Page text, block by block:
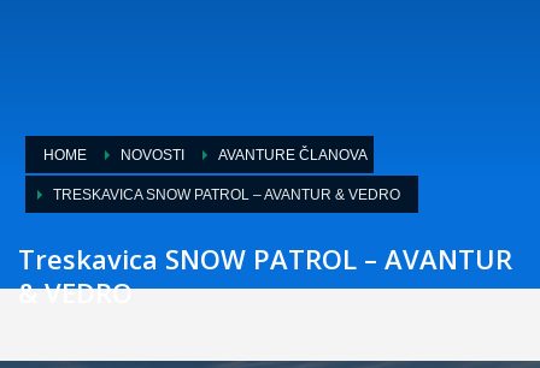
HOME NOVOSTI AVANTURE ČLANOVA
TRESKAVICA SNOW PATROL – AVANTUR & VEDRO
Treskavica SNOW PATROL – AVANTUR
& VEDRO